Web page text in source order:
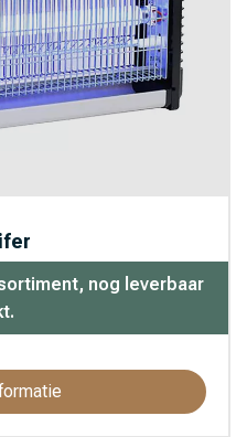
nog leverbaar